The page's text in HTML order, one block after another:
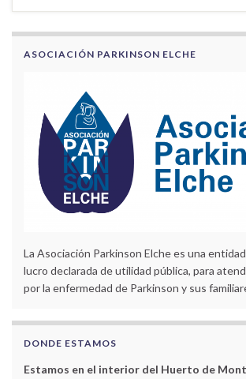
ASOCIACIÓN PARKINSON ELCHE
La Asociación Parkinson Elche es una
lucro declarada de utilidad pública, para
por la enfermedad de Parkinson y sus
DONDE ESTAMOS
Estamos en el interior del Huerto de